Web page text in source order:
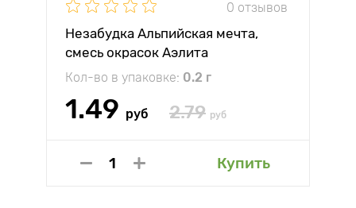
0 отзывов
Незабудка Альпийская мечта,
смесь окрасок Аэлита
Кол-во в упаковке: 0.2 г
1.49 руб 2.79 руб
Купить